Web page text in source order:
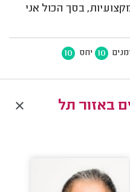
בסך הכול אני
10 יחס 10
באזור תל